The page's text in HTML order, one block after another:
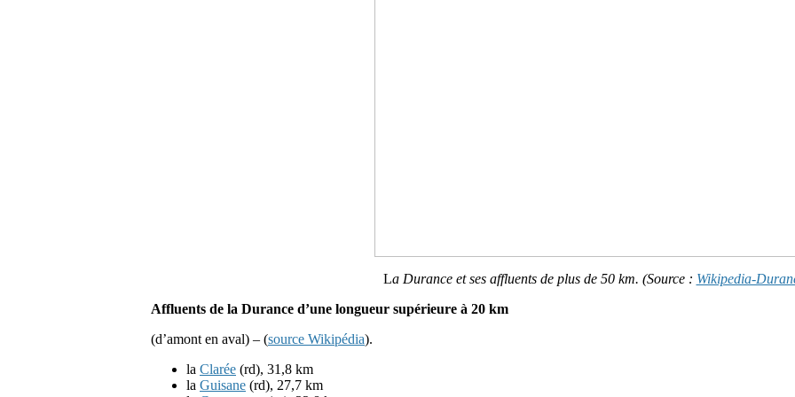
La Durance et ses affluents de plus de 50 km. (Source : Wikipedia-
Affluents de la Durance d’une longueur supérieure à 20 km
(d’amont en aval) – (source Wikipédia).
la Clarée (rd), 31,8 km
la Guisane (rd), 27,7 km